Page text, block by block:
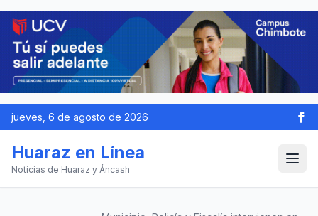
jueves, 6 de agosto de 2026
Huaraz en Línea
Noticias de Huaraz y Áncash